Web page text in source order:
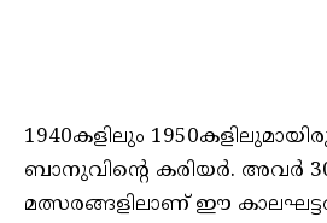
1940കളിലും
ബാനുവിന്റെ കരിയർ. അവർ
മത്സരങ്ങളിലാണ് ഈ